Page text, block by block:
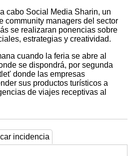
cabo Social Media Sharin, un
community managers del sector
se realizaran ponencias sobre
estrategias y creatividad.
cuando la feria se abre al
se dispondrá, por segunda
donde las empresas
sus productos turísticos a
de viajes receptivas al
incidencia